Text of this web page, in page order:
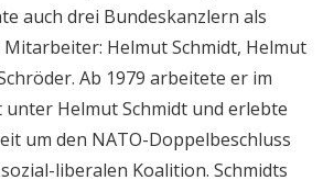
auch drei Bundeskanzlern als
Helmut Schmidt, Helmut
Ab 1979 arbeitete er im
Helmut Schmidt und erlebte
um den NATO-Doppelbeschluss
liberalen Koalition. Schmidts